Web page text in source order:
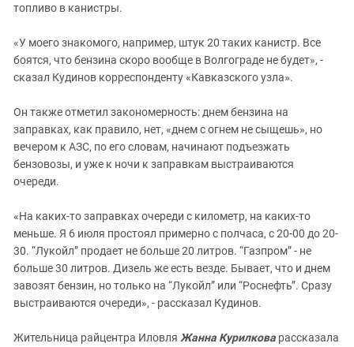
топливо в канистры.
«У моего знакомого, например, штук 20 таких канистр. Все
боятся, что бензина скоро вообще в Волгограде не будет», -
сказал Кудинов корреспонденту «Кавказского узла».
Он также отметил закономерность: днем бензина на
заправках, как правило, нет, «днем с огнем не сыщешь», но
вечером к АЗС, по его словам, начинают подъезжать
бензовозы, и уже к ночи к заправкам выстраиваются
очереди.
«На каких-то заправках очереди с километр, на каких-то
меньше. Я 6 июля простоял примерно с полчаса, с 20-00 до 20-
30. “Лукойл” продает не больше 20 литров. “Газпром” - не
больше 30 литров. Дизель же есть везде. Бывает, что и днем
завозят бензин, но только на “Лукойл” или “Роснефть”. Сразу
выстраиваются очереди», - рассказал Кудинов.
Жительница райцентра Иловля Жанна Курилкова рассказала